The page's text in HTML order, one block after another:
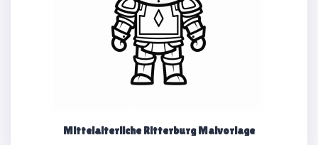
Mittelalterliche Ritterburg Malvorlage